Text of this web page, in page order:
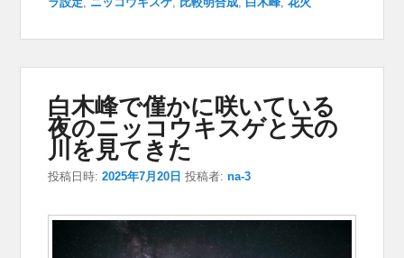
白木峰で僅かに咲いている
夜のニッコウキスゲと天の
川を見てきた
投稿日時:2025年7月20日 投稿者:na-3